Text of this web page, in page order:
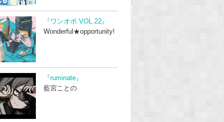
『ワンオポ VOL.22』
Wonderful★opportunity!
『ruminate』
藍宮ことの